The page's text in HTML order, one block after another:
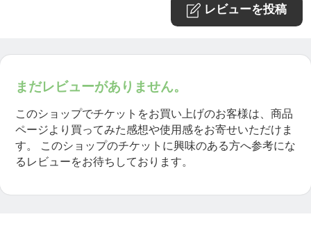
レビューを投稿
まだレビューがありません。
このショップでチケットをお買い上げのお客様は、商品
ページより買ってみた感想や使用感をお寄せいただけま
す。
このショップのチケットに興味のある方へ参考にな
るレビューをお待ちしております。